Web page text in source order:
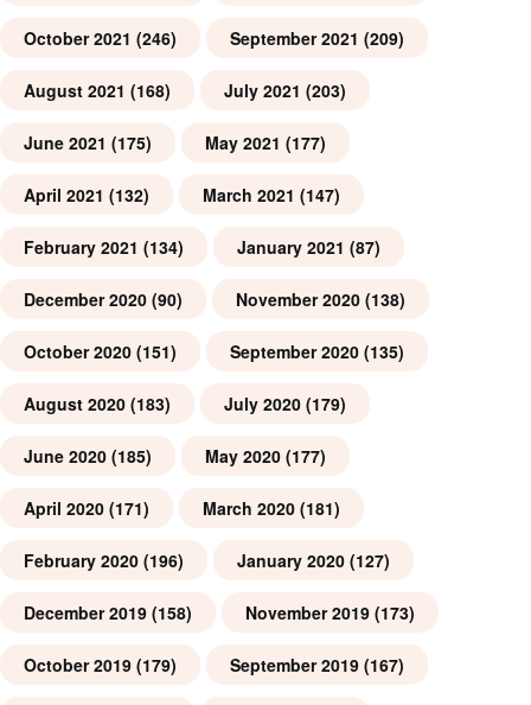
October 2021 (246) September 2021 (209)
August 2021 (168) July 2021 (203)
June 2021 (175) May 2021 (177)
April 2021 (132) March 2021 (147)
February 2021 (134) January 2021 (87)
December 2020 (90) November 2020 (138)
October 2020 (151) September 2020 (135)
August 2020 (183) July 2020 (179)
June 2020 (185) May 2020 (177)
April 2020 (171) March 2020 (181)
February 2020 (196) January 2020 (127)
December 2019 (158) November 2019 (173)
October 2019 (179) September 2019 (167)